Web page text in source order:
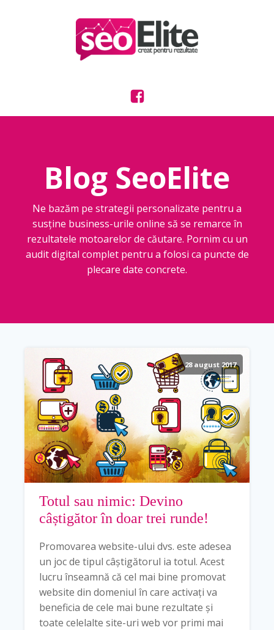
Blog SeoElite
Ne bazăm pe strategii personalizate pentru a
susține business-urile online să se remarce în
rezultatele motoarelor de căutare. Pornim cu un
audit digital complet pentru a folosi ca puncte de
plecare date concrete.
28 august 2017
Totul sau nimic: Devino
câștigător în doar trei runde!
Promovarea website-ului dvs. este adesea
un joc de tipul câștigătorul ia totul. Acest
lucru înseamnă că cel mai bine promovat
website din domeniul în care activați va
beneficia de cele mai bune rezultate și
toate celelalte site-uri web vor primi mai